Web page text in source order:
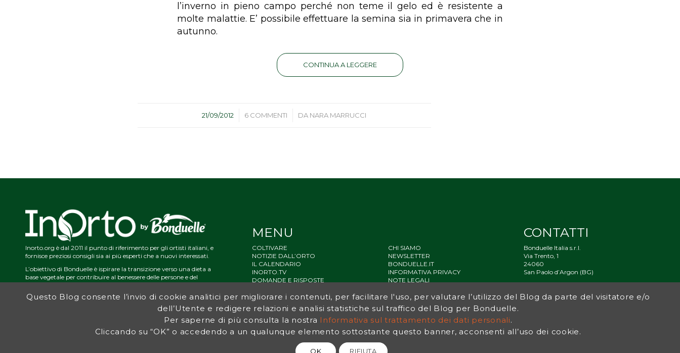
l’inverno in pieno campo perché non teme il gelo ed è resistente a
molte malattie. E’ possibile effettuare la semina sia in primavera che in
autunno.
CONTINUA A LEGGERE
21/09/2012
/ 6 COMMENTI
/ DA NARA MARRUCCI
MENU CONTATTI
Inorto.org è dal 2011 il punto di riferimento per gli ortisti italiani, e
fornisce preziosi consigli sia ai più esperti che a nuovi interessati.
L’obiettivo di Bonduelle è ispirare la transizione verso una dieta a
base vegetale per contribuire al benessere delle persone e del
per la terra e del rispetto dell’ambiente.
COLTIVARE
NOTIZIE DALL’ORTO
IL CALENDARIO
INORTO.TV
DOMANDE E RISPOSTE
CHI SIAMO
NEWSLETTER
BONDUELLE.IT
INFORMATIVA PRIVACY
NOTE LEGALI
SITEMAP
Bonduelle Italia s.r.l.
Via Trento, 1
24060
San Paolo d’Argon (BG)
Questo Blog consente l’invio di cookie analitici per migliorare i contenuti, per facilitare l'uso, per valutare l’utilizzo del Blog da parte del visitatore e/o
dell’Utente e redigere relazioni e analisi statistiche sul traffico del Blog per Bonduelle.
Per saperne di più consulta la nostra Informativa sul trattamento dei dati personali.
Cliccando su “OK” o accedendo a un qualunque elemento sottostante questo banner, acconsenti all’uso dei cookie.
OK RIFIUTA